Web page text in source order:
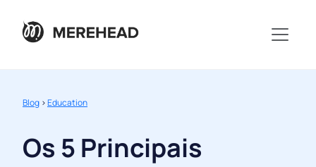
Blog >Education
Os 5 Principais